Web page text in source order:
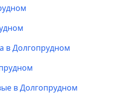
в Долгопрудном
в Долгопрудном